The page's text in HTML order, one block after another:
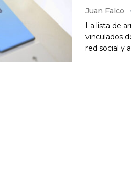
Juan Falco
La lista de
vinculados
red social y